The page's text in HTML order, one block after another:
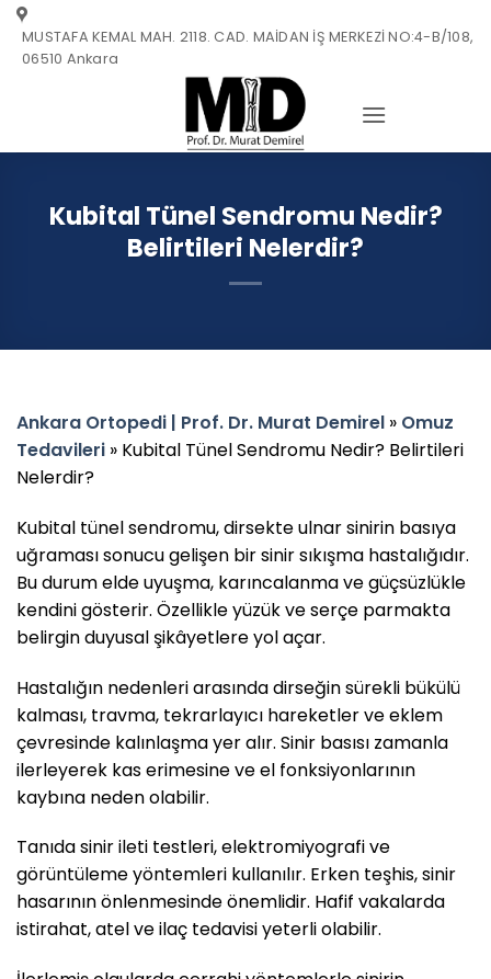
Skip
content
MUSTAFA KEMAL MAH. 2118. CAD. MAİDAN İŞ MERKEZİ NO:4-B/108,
06510 Ankara
Kubital Tünel Sendromu Nedir?
Belirtileri Nelerdir?
Ankara Ortopedi | Prof. Dr. Murat Demirel » Omuz
Tedavileri » Kubital Tünel Sendromu Nedir? Belirtileri
Nelerdir?
Kubital tünel sendromu, dirsekte ulnar sinirin basıya
uğraması sonucu gelişen bir sinir sıkışma hastalığıdır.
Bu durum elde uyuşma, karıncalanma ve güçsüzlükle
kendini gösterir. Özellikle yüzük ve serçe parmakta
belirgin duyusal şikâyetlere yol açar.
Hastalığın nedenleri arasında dirseğin sürekli bükülü
kalması, travma, tekrarlayıcı hareketler ve eklem
çevresinde kalınlaşma yer alır. Sinir basısı zamanla
ilerleyerek kas erimesine ve el fonksiyonlarının
kaybına neden olabilir.
Tanıda sinir ileti testleri, elektromiyografi ve
görüntüleme yöntemleri kullanılır. Erken teşhis, sinir
hasarının önlenmesinde önemlidir. Hafif vakalarda
istirahat, atel ve ilaç tedavisi yeterli olabilir.